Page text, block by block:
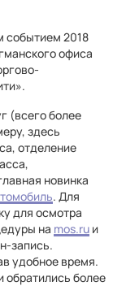
событием 2018
офиса
(всего более
здесь
отделение
новинка
. Для
для осмотра
на mos.ru и
запись.
удобное время.
обратились более